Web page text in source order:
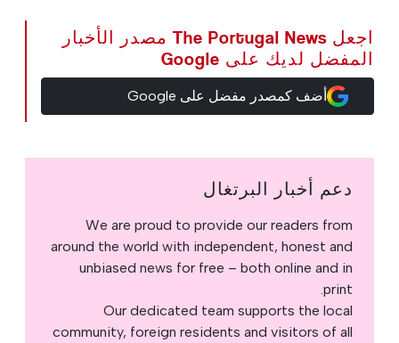
اجعل The Portugal News مصدر الأخبار
المفضل لديك على Google
أضف كمصدر مفضل على Google
دعم أخبار البرتغال
We are proud to provide our readers from
around the world with independent, honest and
unbiased news for free – both online and in
print.
Our dedicated team supports the local
community, foreign residents and visitors of all